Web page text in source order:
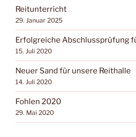
Reitunterricht
29. Januar 2025
Erfolgreiche Abschlussprüfung
15. Juli 2020
Neuer Sand für unsere Reithalle
14. Juli 2020
Fohlen 2020
29. Mai 2020